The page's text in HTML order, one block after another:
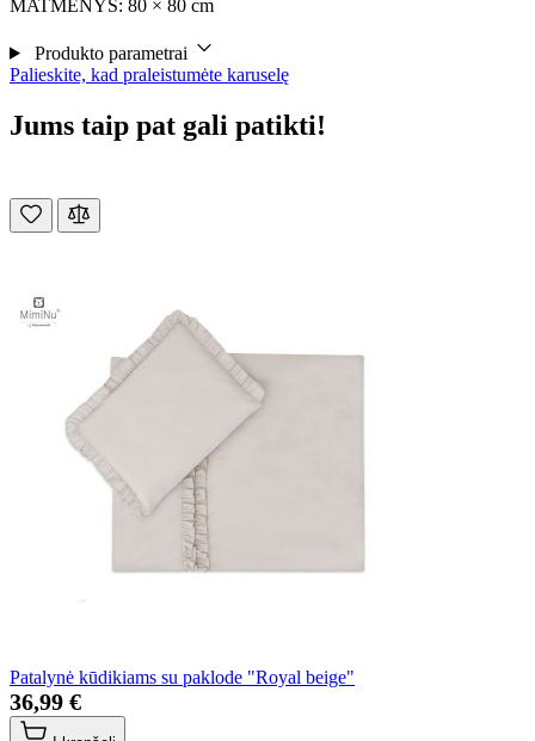
MATMENYS: 80 × 80 cm
Produkto parametrai
Palieskite, kad praleistumėte karuselę
Jums taip pat gali patikti!
Patalynė kūdikiams su paklode "Royal beige"
36,99 €